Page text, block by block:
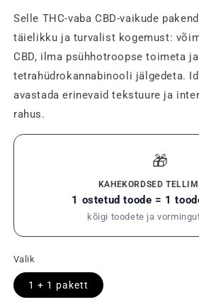
Selle THC-vaba CBD-vaikude
täielikku ja turvalist kogemust:
CBD, ilma psühhotroopse toimeta
tetrahüdrokannabinooli jälgedeta.
avastada erinevaid tekstuure ja
rahus.
🎁
KAHEKORDSED
1 ostetud toode = 1
kõigi toodete ja
Valik
1 + 1 pakett